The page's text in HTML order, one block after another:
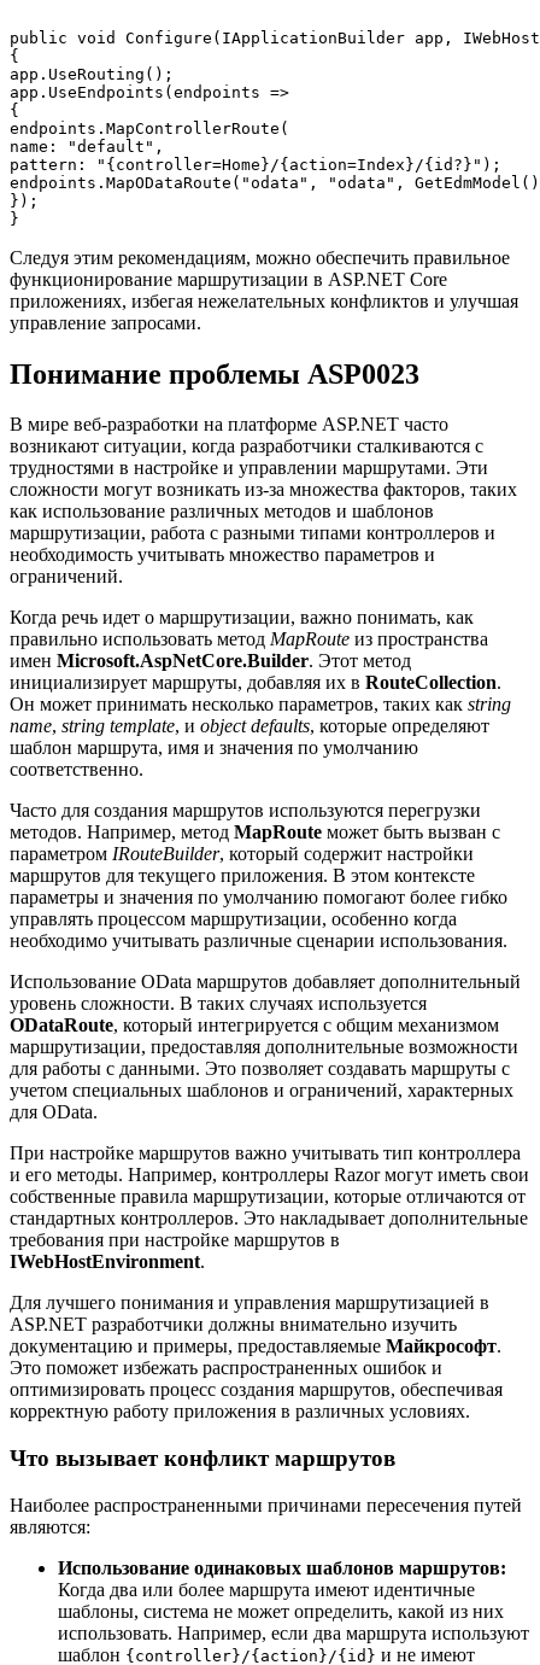
public void Configure(IApplicationBuilder app,
{
app.UseRouting();
app.UseEndpoints(endpoints =>
{
endpoints.MapControllerRoute(
name: "default",
pattern: "{controller=Home}/{action=Index}/{id?}");
endpoints.MapODataRoute("odata", "odata",
});
Следуя этим рекомендациям, можно обеспечить правильное
функционирование маршрутизации в ASP.NET Core
приложениях, избегая нежелательных конфликтов и улучшая
управление запросами.
Понимание проблемы ASP0023
В мире веб-разработки на платформе ASP.NET часто
возникают ситуации, когда разработчики сталкиваются с
трудностями в настройке и управлении маршрутами. Эти
сложности могут возникать из-за множества факторов, таких
как использование различных методов и шаблонов
маршрутизации, работа с разными типами контроллеров и
необходимость учитывать множество параметров и
ограничений.
Когда речь идет о маршрутизации, важно понимать, как
правильно использовать метод MapRoute из пространства
имен Microsoft.AspNetCore.Builder. Этот метод
инициализирует маршруты, добавляя их в RouteCollection.
Он может принимать несколько параметров, таких как string
name, string template, и object defaults, которые определяют
шаблон маршрута, имя и значения по умолчанию
соответственно.
Часто для создания маршрутов используются перегрузки
методов. Например, метод MapRoute может быть вызван с
параметром IRouteBuilder, который содержит настройки
маршрутов для текущего приложения. В этом контексте
параметры и значения по умолчанию помогают более гибко
управлять процессом маршрутизации, особенно когда
необходимо учитывать различные сценарии использования.
Использование OData маршрутов добавляет дополнительный
уровень сложности. В таких случаях используется
ODataRoute, который интегрируется с общим механизмом
маршрутизации, предоставляя дополнительные возможности
для работы с данными. Это позволяет создавать маршруты с
учетом специальных шаблонов и ограничений, характерных
для OData.
При настройке маршрутов важно учитывать тип контроллера
и его методы. Например, контроллеры Razor могут иметь свои
собственные правила маршрутизации, которые отличаются от
стандартных контроллеров. Это накладывает дополнительные
требования при настройке маршрутов в
IWebHostEnvironment.
Для лучшего понимания и управления маршрутизацией в
ASP.NET разработчики должны внимательно изучить
документацию и примеры, предоставляемые Майкрософт.
Это поможет избежать распространенных ошибок и
оптимизировать процесс создания маршрутов, обеспечивая
корректную работу приложения в различных условиях.
Что вызывает конфликт маршрутов
Наиболее распространенными причинами пересечения путей
являются:
Использование одинаковых шаблонов маршрутов:
Когда два или более маршрута имеют идентичные
шаблоны, система не может определить, какой из них
использовать. Например, если два маршрута используют
шаблон {controller}/{action}/{id} и не имеют